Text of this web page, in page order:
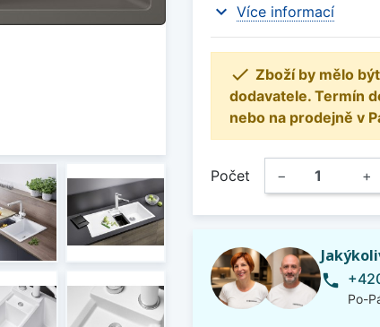
expand_more Více informací
 Zboží by mělo
dodavatele. Termín
nebo na prodejně v
Počet − +
phone
Po-